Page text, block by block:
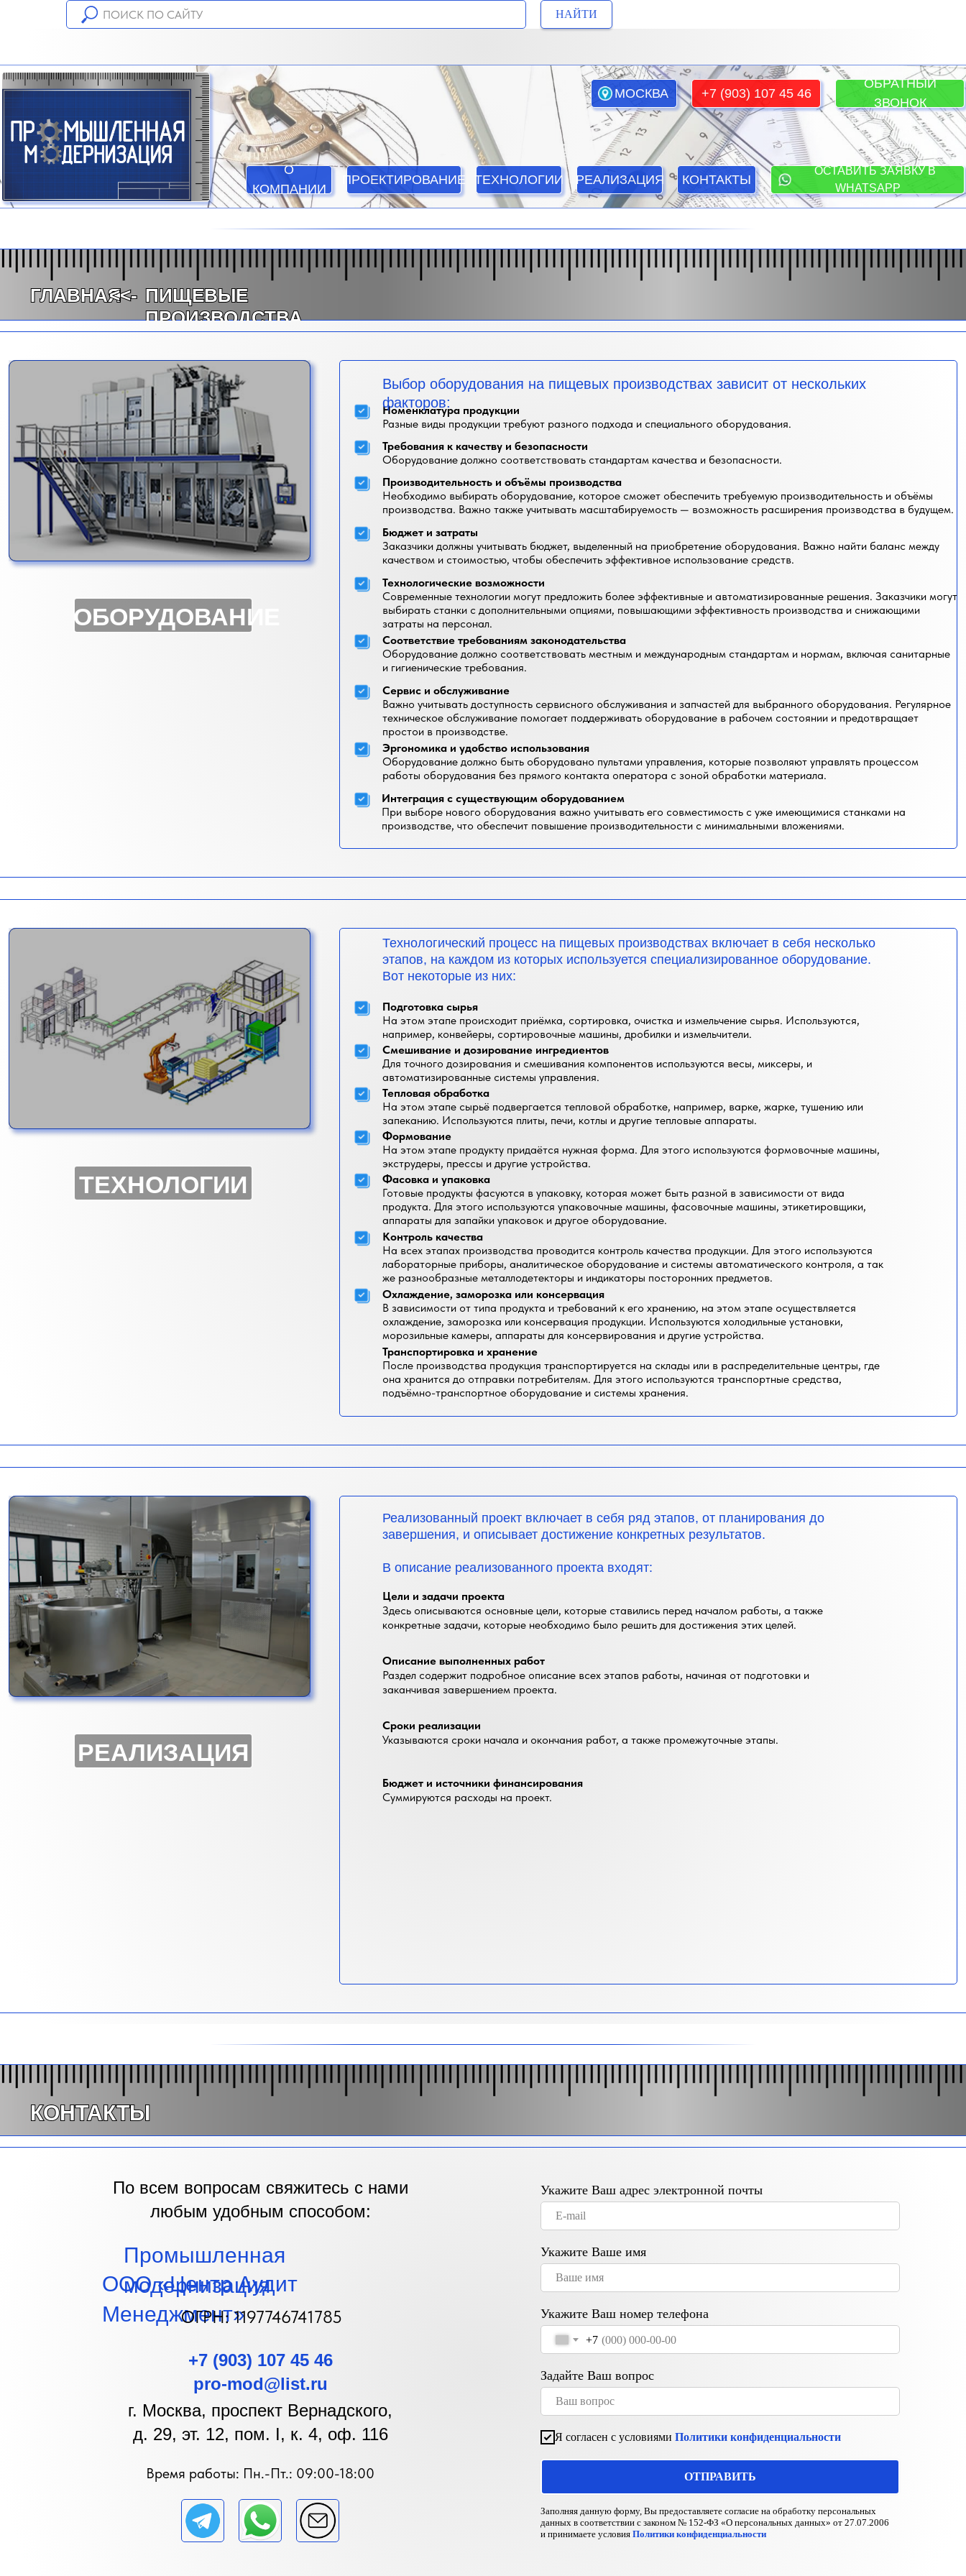
НАЙТИ
КОНТАКТЫ
РЕАЛИЗАЦИЯ
ТЕХНОЛОГИИ
ПРОЕКТИРОВАНИЕ
О
КОМПАНИИ
ОСТАВИТЬ ЗАЯВКУ В
WHATSAPP
ОБРАТНЫЙ
ЗВОНОК
+7 (903) 107 45 46
МОСКВА
ГЛАВНАЯ
ПИЩЕВЫЕ
ПРОИЗВОДСТВА
<<-
ОБОРУДОВАНИЕ
Интеграция с существующим оборудованием
При выборе нового оборудования важно учитывать его совместимость с уже имеющимися станками на
производстве, что обеспечит повышение производительности с минимальными вложениями.
Эргономика и удобство использования
Оборудование должно быть оборудовано пультами управления, которые позволяют управлять процессом
работы оборудования без прямого контакта оператора с зоной обработки материала.
Сервис и обслуживание
Важно учитывать доступность сервисного обслуживания и запчастей для выбранного оборудования. Регулярное
техническое обслуживание помогает поддерживать оборудование в рабочем состоянии и предотвращает
простои в производстве.
Соответствие требованиям законодательства
Оборудование должно соответствовать местным и международным стандартам и нормам, включая санитарные
и гигиенические требования.
Технологические возможности
Современные технологии могут предложить более эффективные и автоматизированные решения. Заказчики могут
выбирать станки с дополнительными опциями, повышающими эффективность производства и снижающими
затраты на персонал.
Бюджет и затраты
Заказчики должны учитывать бюджет, выделенный на приобретение оборудования. Важно найти баланс между
качеством и стоимостью, чтобы обеспечить эффективное использование средств.
Производительность и объёмы производства
Необходимо выбирать оборудование, которое сможет обеспечить требуемую производительность и объёмы
производства. Важно также учитывать масштабируемость — возможность расширения производства в будущем.
Требования к качеству и безопасности
Оборудование должно соответствовать стандартам качества и безопасности.
Номенклатура продукции
Разные виды продукции требуют разного подхода и специального оборудования.
Выбор оборудования на пищевых производствах зависит от нескольких
факторов:
ТЕХНОЛОГИИ
Транспортировка и хранение
После производства продукция транспортируется на склады или в распределительные центры, где
она хранится до отправки потребителям. Для этого используются транспортные средства,
подъёмно-транспортное оборудование и системы хранения.
Охлаждение, заморозка или консервация
В зависимости от типа продукта и требований к его хранению, на этом этапе осуществляется
охлаждение, заморозка или консервация продукции. Используются холодильные установки,
морозильные камеры, аппараты для консервирования и другие устройства.
Контроль качества
На всех этапах производства проводится контроль качества продукции. Для этого используются
лабораторные приборы, аналитическое оборудование и системы автоматического контроля, а так
же разнообразные металлодетекторы и индикаторы посторонних предметов.
Фасовка и упаковка
Готовые продукты фасуются в упаковку, которая может быть разной в зависимости от вида
продукта. Для этого используются упаковочные машины, фасовочные машины, этикетировщики,
аппараты для запайки упаковок и другое оборудование.
Формование
На этом этапе продукту придаётся нужная форма. Для этого используются формовочные машины,
экструдеры, прессы и другие устройства.
Тепловая обработка
На этом этапе сырьё подвергается тепловой обработке, например, варке, жарке, тушению или
запеканию. Используются плиты, печи, котлы и другие тепловые аппараты.
Смешивание и дозирование ингредиентов
Для точного дозирования и смешивания компонентов используются весы, миксеры, и
автоматизированные системы управления.
Подготовка сырья
На этом этапе происходит приёмка, сортировка, очистка и измельчение сырья. Используются,
например, конвейеры, сортировочные машины, дробилки и измельчители.
Технологический процесс на пищевых производствах включает в себя несколько
этапов, на каждом из которых используется специализированное оборудование.
Вот некоторые из них:
РЕАЛИЗАЦИЯ
Бюджет и источники финансирования
Суммируются расходы на проект.
Сроки реализации
Указываются сроки начала и окончания работ, а также промежуточные этапы.
Описание выполненных работ
Раздел содержит подробное описание всех этапов работы, начиная от подготовки и
заканчивая завершением проекта.
Цели и задачи проекта
Здесь описываются основные цели, которые ставились перед началом работы, а также
конкретные задачи, которые необходимо было решить для достижения этих целей.
Реализованный проект включает в себя ряд этапов, от планирования до
завершения, и описывает достижение конкретных результатов.
В описание реализованного проекта входят:
КОНТАКТЫ
По всем вопросам свяжитесь с нами
любым удобным способом:
Время работы: Пн.-Пт.: 09:00-18:00
Укажите Ваш адрес электронной почты
Укажите Ваше имя
Укажите Ваш номер телефона
+7
Задайте Ваш вопрос
Я согласен с условиями Политики конфиденциальности
ОТПРАВИТЬ
Заполняя данную форму, Вы предоставляете согласие на обработку персональных
данных в соответствии с законом № 152-ФЗ «О персональных данных» от 27.07.2006
и принимаете условия Политики конфиденциальности
Промышленная
модернизация
ООО «Центр Аудит
Менеджмент»ОГРН: 1197746741785
+7 (903) 107 45 46
pro-mod@list.ru
г. Москва, проспект Вернадского,
д. 29, эт. 12, пом. I, к. 4, оф. 116